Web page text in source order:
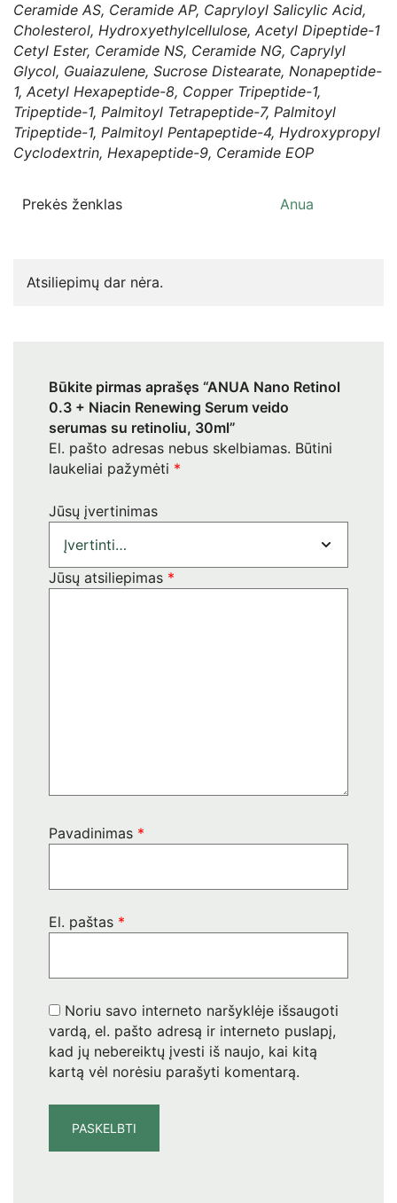
Ceramide AS, Ceramide AP, Capryloyl Salicylic Acid,
Cholesterol, Hydroxyethylcellulose, Acetyl Dipeptide-1
Cetyl Ester, Ceramide NS, Ceramide NG, Caprylyl
Glycol, Guaiazulene, Sucrose Distearate, Nonapeptide-
1, Acetyl Hexapeptide-8, Copper Tripeptide-1,
Tripeptide-1, Palmitoyl Tetrapeptide-7, Palmitoyl
Tripeptide-1, Palmitoyl Pentapeptide-4, Hydroxypropyl
Cyclodextrin, Hexapeptide-9, Ceramide EOP
Prekės ženklas Anua
Atsiliepimų dar nėra.
Būkite pirmas aprašęs “ANUA Nano Retinol
0.3 + Niacin Renewing Serum veido
serumas su retinoliu, 30ml”
El. pašto adresas nebus skelbiamas. Būtini
laukeliai pažymėti *
Jūsų įvertinimas
Jūsų atsiliepimas *
Pavadinimas *
El. paštas *
Noriu savo interneto naršyklėje išsaugoti
vardą, el. pašto adresą ir interneto puslapį,
kad jų nebereiktų įvesti iš naujo, kai kitą
kartą vėl norėsiu parašyti komentarą.